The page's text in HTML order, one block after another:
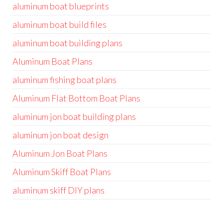
aluminum boat blueprints
aluminum boat build files
aluminum boat building plans
Aluminum Boat Plans
aluminum fishing boat plans
Aluminum Flat Bottom Boat Plans
aluminum jon boat building plans
aluminum jon boat design
Aluminum Jon Boat Plans
Aluminum Skiff Boat Plans
aluminum skiff DIY plans